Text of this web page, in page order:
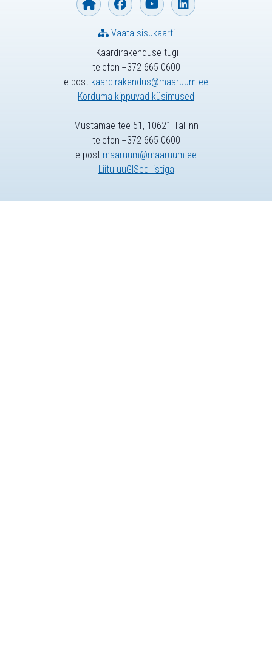
Kaardirakenduse tugi
telefon +372 665 0600
e-post kaardirakendus@maaruum.ee
Korduma kippuvad küsimused
Vaata sisukaarti
Mustamäe tee 51, 10621 Tallinn
telefon +372 665 0600
e-post maaruum@maaruum.ee
Liitu uuGISed listiga